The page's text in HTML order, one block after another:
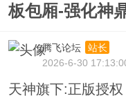
板包厢-强化神
腾飞论坛
站长
2026-6-30
天神旗下:正版授